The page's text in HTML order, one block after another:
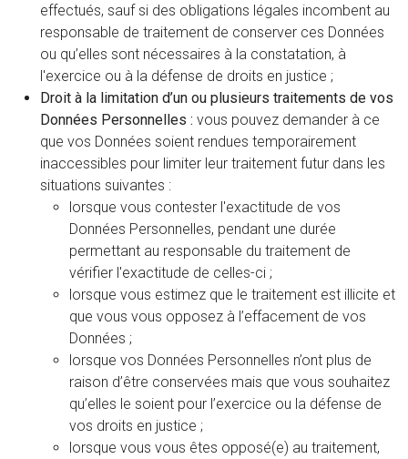
effectués, sauf si des obligations légales incombent au
responsable de traitement de conserver ces Données
ou qu’elles sont nécessaires à la constatation, à
l'exercice ou à la défense de droits en justice ;
Droit à la limitation d’un ou plusieurs traitements de vos
Données Personnelles : vous pouvez demander à ce
que vos Données soient rendues temporairement
inaccessibles pour limiter leur traitement futur dans les
situations suivantes :
lorsque vous contester l'exactitude de vos
Données Personnelles, pendant une durée
permettant au responsable du traitement de
vérifier l'exactitude de celles-ci ;
lorsque vous estimez que le traitement est illicite et
que vous vous opposez à l’effacement de vos
Données ;
lorsque vos Données Personnelles n’ont plus de
raison d’être conservées mais que vous souhaitez
qu’elles le soient pour l’exercice ou la défense de
vos droits en justice ;
lorsque vous vous êtes opposé(e) au traitement,